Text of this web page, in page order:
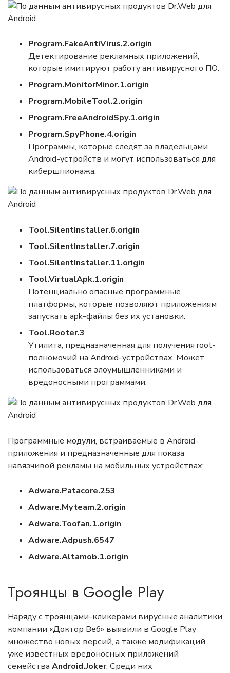
Program.FakeAntiVirus.2.origin
Детектирование рекламных приложений,
которые имитируют работу антивирусного ПО.
Program.MonitorMinor.1.origin
Program.MobileTool.2.origin
Program.FreeAndroidSpy.1.origin
Program.SpyPhone.4.origin
Программы, которые следят за владельцами
Android-устройств и могут использоваться для
кибершпионажа.
Tool.SilentInstaller.6.origin
Tool.SilentInstaller.7.origin
Tool.SilentInstaller.11.origin
Tool.VirtualApk.1.origin
Потенциально опасные программные
платформы, которые позволяют приложениям
запускать apk-файлы без их установки.
Tool.Rooter.3
Утилита, предназначенная для получения root-
полномочий на Android-устройствах. Может
использоваться злоумышленниками и
вредоносными программами.
Программные модули, встраиваемые в Android-
приложения и предназначенные для показа
навязчивой рекламы на мобильных устройствах:
Adware.Patacore.253
Adware.Myteam.2.origin
Adware.Toofan.1.origin
Adware.Adpush.6547
Adware.Altamob.1.origin
Троянцы в Google Play
Наряду с троянцами-кликерами вирусные аналитики
компании «Доктор Веб» выявили в Google Play
множество новых версий, а также модификаций
уже известных вредоносных приложений
семейства Android.Joker. Среди них